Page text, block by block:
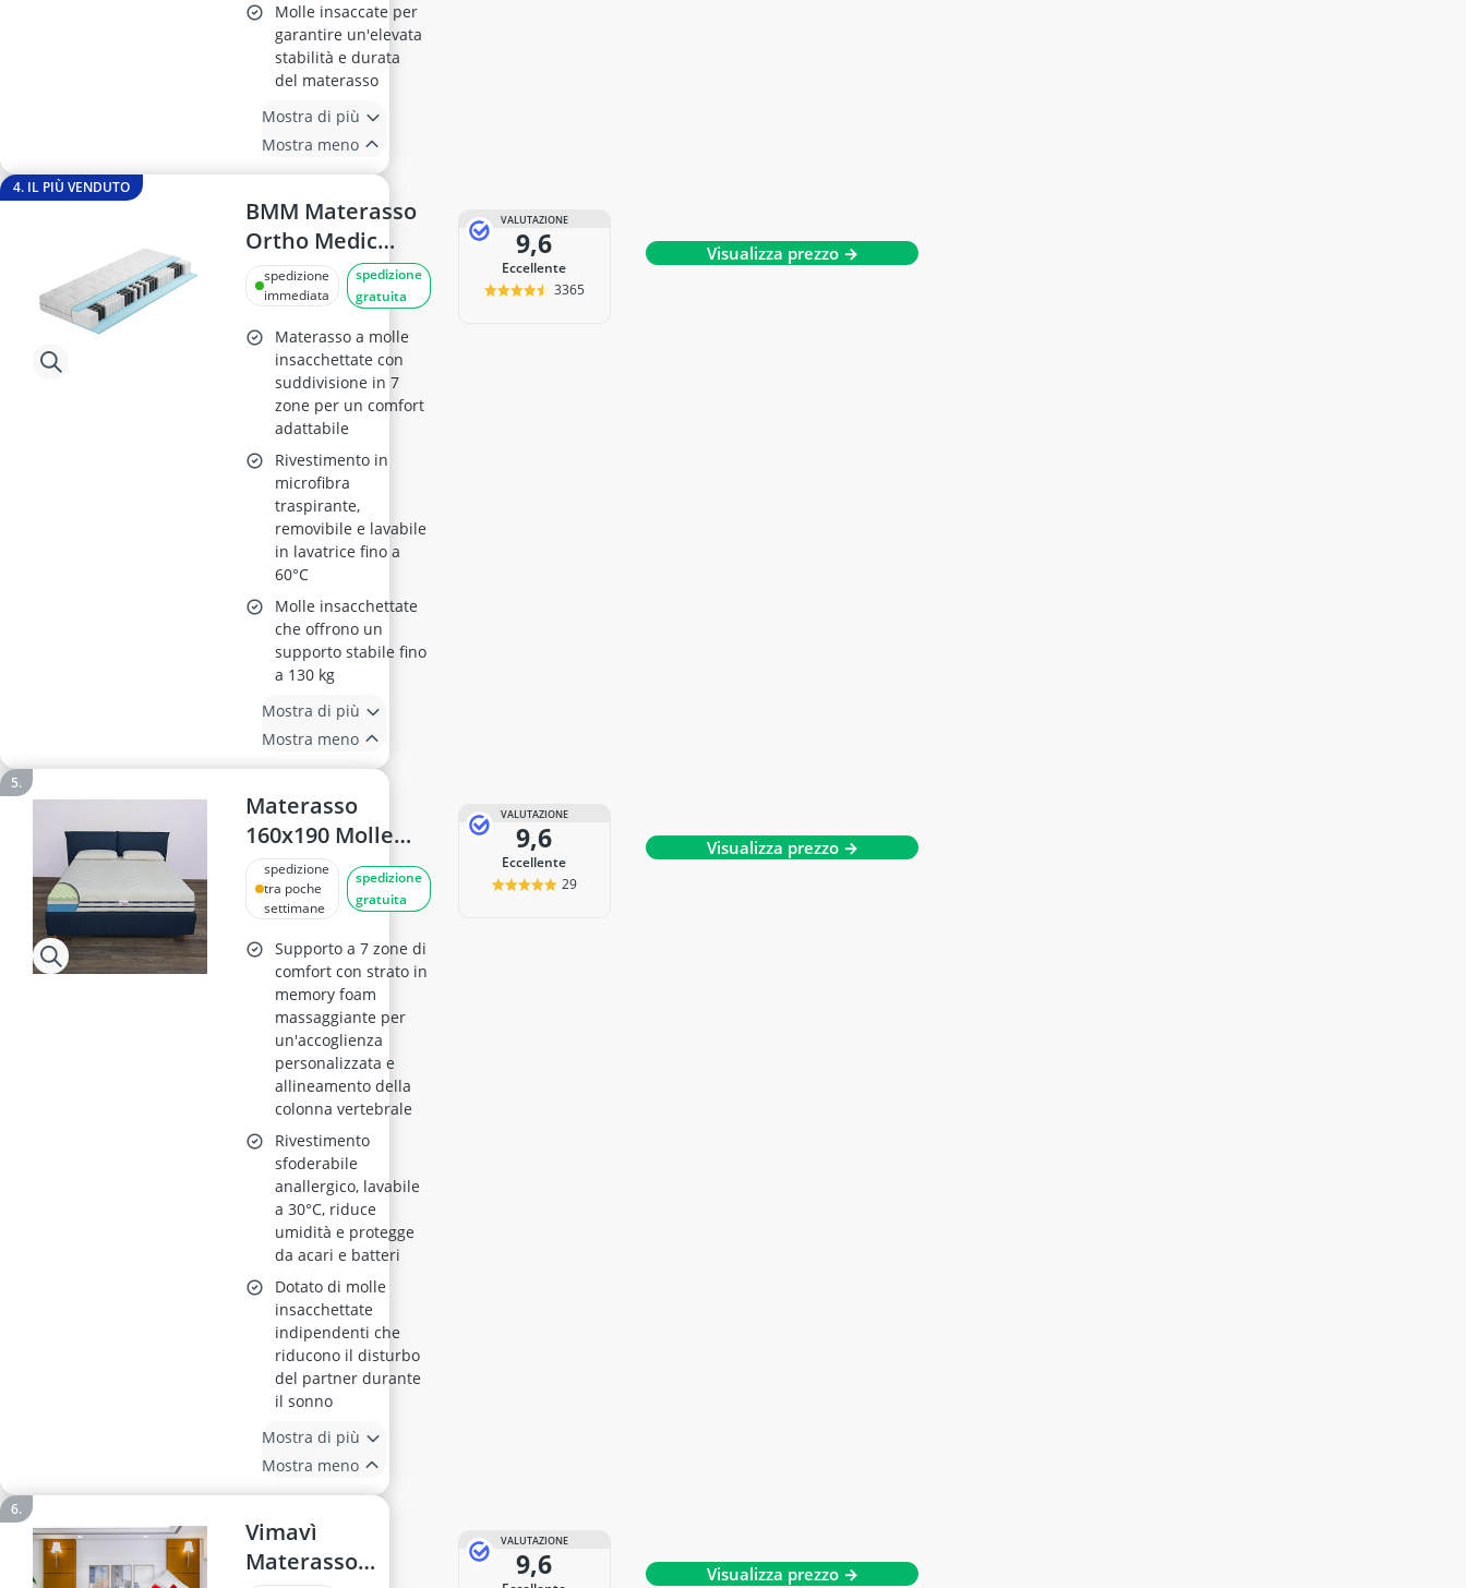
Molle insaccate per
garantire un'elevata
stabilità e durata
del materasso
Mostra di più
Mostra meno
4. IL PIÙ VENDUTO
BMM Materasso
Ortho Medic
80x190 cm, H3
Rigido
spedizione
immediata
spedizione
gratuita
Materasso a molle
insacchettate con
suddivisione in 7
zone per un comfort
adattabile
Rivestimento in
microfibra
traspirante,
removibile e lavabile
in lavatrice fino a
60°C
Molle insacchettate
che offrono un
supporto stabile fino
a 130 kg
Mostra di più
Mostra meno
VALUTAZIONE
9,6
Eccellente
3365
Visualizza prezzo →
Materasso
160x190 Molle
Insacchettate e
Memory
spedizione
tra poche
settimane
spedizione
gratuita
Supporto a 7 zone di
comfort con strato in
memory foam
massaggiante per
un'accoglienza
personalizzata e
allineamento della
colonna vertebrale
Rivestimento
sfoderabile
anallergico, lavabile
a 30°C, riduce
umidità e protegge
da acari e batteri
Dotato di molle
insacchettate
indipendenti che
riducono il disturbo
del partner durante
il sonno
Mostra di più
Mostra meno
VALUTAZIONE
9,6
Eccellente
29
Visualizza prezzo →
Vimavì
Materasso
VALUTAZIONE
9,6 Visualizza prezzo →